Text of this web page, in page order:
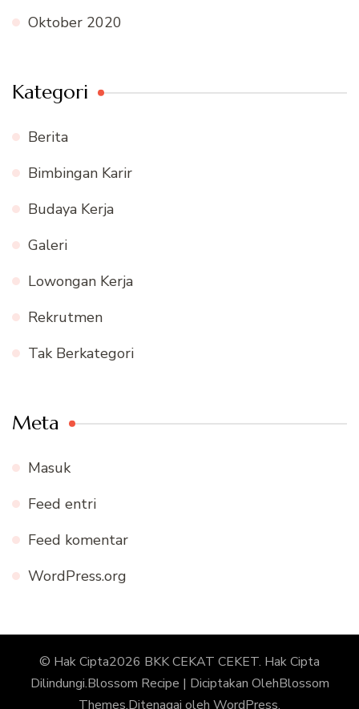
Oktober 2020
Kategori
Berita
Bimbingan Karir
Budaya Kerja
Galeri
Lowongan Kerja
Rekrutmen
Tak Berkategori
Meta
Masuk
Feed entri
Feed komentar
WordPress.org
© Hak Cipta2026 BKK CEKAT CEKET. Hak Cipta
Dilindungi.Blossom Recipe | Diciptakan OlehBlossom
Themes.Ditenagai oleh WordPress.